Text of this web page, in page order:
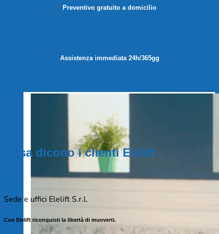
Preventivo gratuito a domicilio
Assistenza immediata 24h/365gg
Cosa dicono i clienti Elelift
Sede e uffici Elelift S.r.l.
Con Elelift riconquisti la libertà di muoverti.